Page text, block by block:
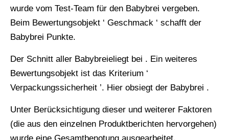
wurde vom Test-Team für den Babybrei vergeben.
Beim Bewertungsobjekt ‘ Geschmack ‘ schafft der
Babybrei Punkte.
Der Schnitt aller Babybreieliegt bei . Ein weiteres
Bewertungsobjekt ist das Kriterium ‘
Verpackungssicherheit ’. Hier obsiegt der Babybrei .
Unter Berücksichtigung dieser und weiterer Faktoren
(die aus den einzelnen Produktberichten hervorgehen)